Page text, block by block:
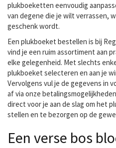
plukboeketten eenvoudig
van degene die je wilt verrassen,
geschenk wordt.
Een plukboeket bestellen is bij
vind je een ruim assortiment aan
elke gelegenheid. Met slechts
plukboeket selecteren en aan je
Vervolgens vul je de gegevens in
af via onze
direct voor je aan de slag om het
stellen en te bezorgen op de
Een verse bos